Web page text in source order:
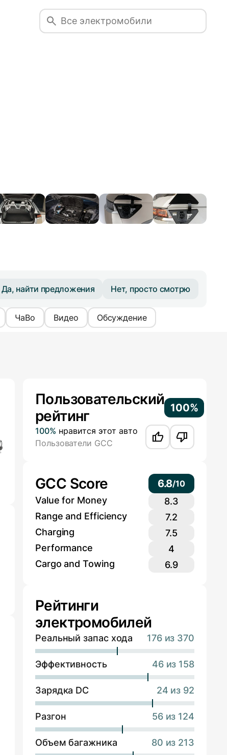
Да, найти предложения Нет, просто смотрю
ЧаВо Видео Обсуждение
Пользовательский
рейтинг
100%
100% нравится этот авто
Пользователи GCC
GCC Score 6.8/10
Value for Money
8.3
Range and Efficiency
7.2
Charging
7.5
Performance
4
Cargo and Towing
6.9
Рейтинги
электромобилей
Реальный запас хода 176 из 370
Эффективность 46 из 158
Зарядка DC 24 из 92
Разгон 56 из 124
Объем багажника 80 из 213